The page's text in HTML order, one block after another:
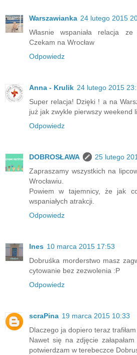
Warszawianka 24 lutego 2015
Własnie wspaniała relacja ze
Czekam na Wrocław
Odpowiedz
Anna - Krulik 24 lutego 2015
Super relacja! Dzięki ! a na
już jak zwykle pierwszy weekend
Odpowiedz
DOBROSŁAWA
25 lutego
Zapraszamy wszystkich na
Wrocławiu.
Powiem w tajemnicy, że jak
wspaniałych atrakcji.
Odpowiedz
Ines 10 marca 2015 17:53
Dobruśka morderstwo masz
cytowanie bez zezwolenia :P
Odpowiedz
scraPina 19 marca 2015 10:33
Dlaczego ja dopiero teraz
Nawet się na zdjęcie
potwierdzam w terebeczce